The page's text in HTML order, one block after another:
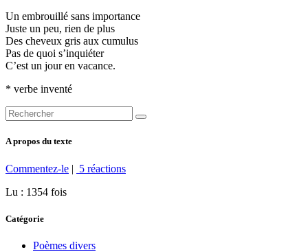
Un embrouillé sans importance
Juste un peu, rien de plus
Des cheveux gris aux cumulus
Pas de quoi s’inquiéter
C’est un jour en vacance.
* verbe inventé
A propos du texte
Commentez-le | 5 réactions
Lu : 1354 fois
Catégorie
Poèmes divers